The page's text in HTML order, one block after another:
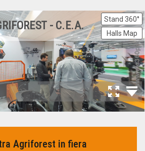
Agriforest in fiera